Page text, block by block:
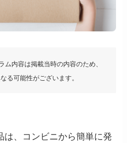
ム内容は掲載当時の内容のため、
る可能性がございます。
は、コンビニから簡単に発